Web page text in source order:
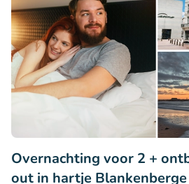
Overnachting voor 2 +
out in hartje Blankenberge